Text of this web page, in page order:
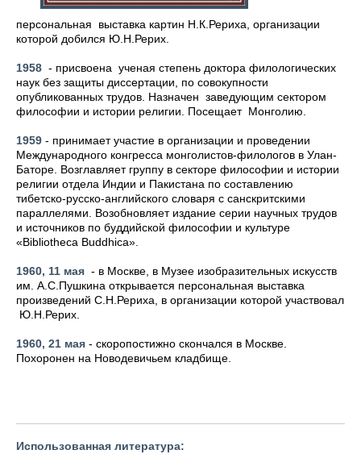
персональная выставка картин Н.К.Рериха, организации
которой добился Ю.Н.Рерих.
1958 - присвоена ученая степень доктора филологических
наук без защиты диссертации, по совокупности
опубликованных трудов. Назначен заведующим сектором
философии и истории религии. Посещает Монголию.
1959 - принимает участие в организации и проведении
Международного конгресса монголистов-филологов в Улан-
Баторе. Возглавляет группу в секторе философии и истории
религии отдела Индии и Пакистана по составлению
тибетско-русско-английского словаря с санскритскими
параллелями. Возобновляет издание серии научных трудов
и источников по буддийской философии и культуре
«Bibliotheca Buddhica».
1960, 11 мая - в Москве, в Музее изобразительных искусств
им. А.С.Пушкина открывается персональная выставка
произведений С.Н.Рериха, в организации которой участвовал
Ю.Н.Рерих.
1960, 21 мая - скоропостижно скончался в Москве.
Похоронен на Новодевичьем кладбище.
Использованная литература: